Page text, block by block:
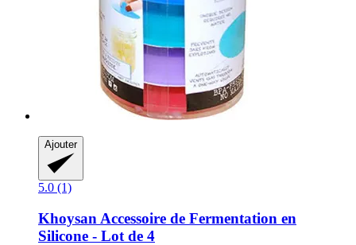
Ajouter
5.0 (1)
Khoysan Accessoire de Fermentation en
Silicone -​ Lot de 4